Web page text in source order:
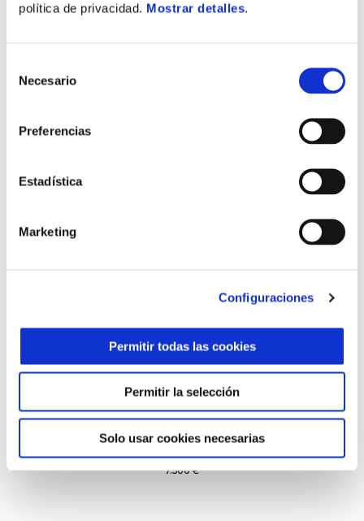
política de privacidad. Mostrar detalles.
Necesario
Preferencias
Estadística
Marketing
Configuraciones
Permitir todas las cookies
Permitir la selección
Solo usar cookies necesarias
Vespa Gts 310 Euro 5+
7.300 €